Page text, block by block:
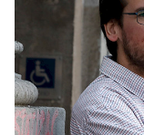
Padres y familia
Vecinos
Donaciones launch